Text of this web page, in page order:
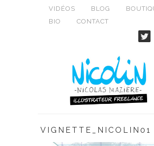
VIDÉOS
BLOG
BIO
CONTACT
VIGNETTE_NICOLIN01